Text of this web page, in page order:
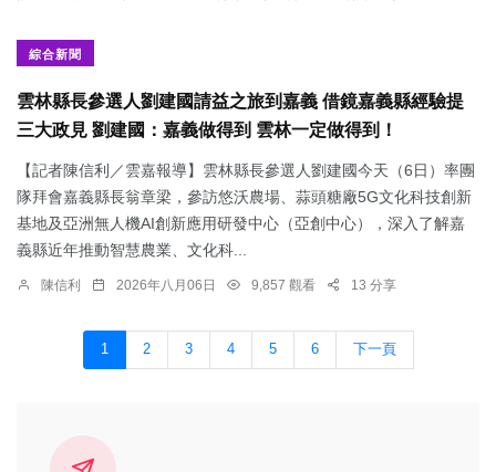
綜合新聞
雲林縣長參選人劉建國請益之旅到嘉義 借鏡嘉義縣經驗提
三大政見 劉建國：嘉義做得到 雲林一定做得到！
【記者陳信利／雲嘉報導】雲林縣長參選人劉建國今天（6日）率團
隊拜會嘉義縣長翁章梁，參訪悠沃農場、蒜頭糖廠5G文化科技創新
基地及亞洲無人機AI創新應用研發中心（亞創中心），深入了解嘉
義縣近年推動智慧農業、文化科...
陳信利 2026年八月06日 9,857 觀看 13 分享
1 2 3 4 5 6 下一頁